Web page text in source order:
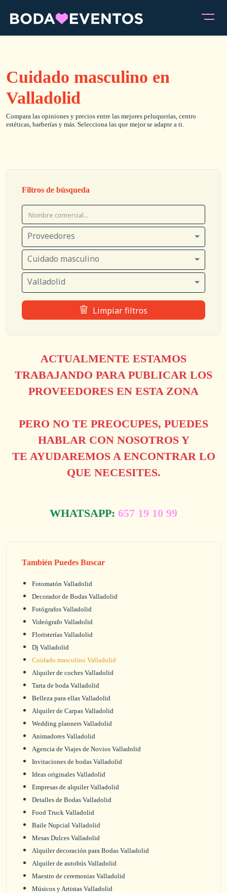
Cuidado masculino en
Valladolid
Compara las opiniones y precios entre las mejores peluquerías, centro
estéticas, barberías y más. Selecciona las que mejor se adapte a ti.
Filtros de búsqueda
Proveedores
Cuidado masculino
Valladolid
Limpiar filtros
ACTUALMENTE ESTAMOS
TRABAJANDO PARA PUBLICAR LOS
PROVEEDORES EN ESTA ZONA
PERO NO TE PREOCUPES, PUEDES
HABLAR CON NOSOTROS Y
TE AYUDAREMOS A ENCONTRAR LO
QUE NECESITES.
WHATSAPP: 657 19 10 99
También Puedes Buscar
Fotomatón Valladolid
Decorador de Bodas Valladolid
Fotógrafos Valladolid
Videógrafo Valladolid
Floristerías Valladolid
Dj Valladolid
Cuidado masculino Valladolid
Alquiler de coches Valladolid
Tarta de boda Valladolid
Belleza para ellas Valladolid
Alquiler de Carpas Valladolid
Wedding planners Valladolid
Animadores Valladolid
Agencia de Viajes de Novios Valladolid
Invitaciones de bodas Valladolid
Ideas originales Valladolid
Empresas de alquiler Valladolid
Detalles de Bodas Valladolid
Food Truck Valladolid
Baile Nupcial Valladolid
Mesas Dulces Valladolid
Alquiler decoración para Bodas Valladolid
Alquiler de autobús Valladolid
Maestro de ceremonias Valladolid
Músicos y Artistas Valladolid